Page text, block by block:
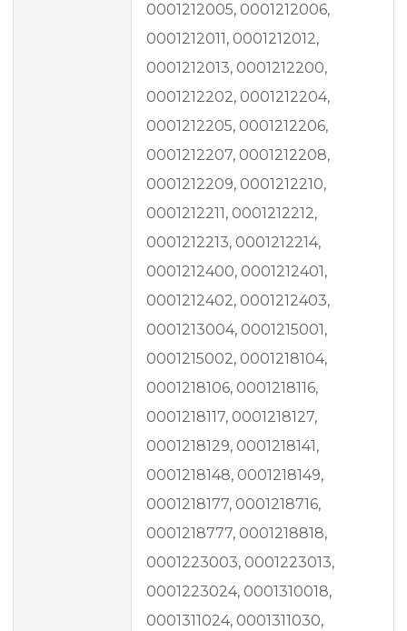
0001212005, 0001212006,
0001212011, 0001212012,
0001212013, 0001212200,
0001212202, 0001212204,
0001212205, 0001212206,
0001212207, 0001212208,
0001212209, 0001212210,
0001212211, 0001212212,
0001212213, 0001212214,
0001212400, 0001212401,
0001212402, 0001212403,
0001213004, 0001215001,
0001215002, 0001218104,
0001218106, 0001218116,
0001218117, 0001218127,
0001218129, 0001218141,
0001218148, 0001218149,
0001218177, 0001218716,
0001218777, 0001218818,
0001223003, 0001223013,
0001223024, 0001310018,
0001311024, 0001311030,